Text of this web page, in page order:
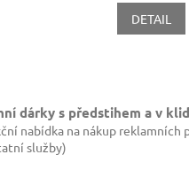
DETAIL
dárky s předstihem a v
nabídka na nákup reklamních
služby)